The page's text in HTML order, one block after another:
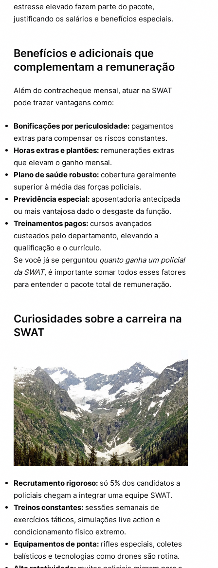
estresse elevado fazem parte do pacote,
justificando os salários e benefícios especiais.
Benefícios e adicionais que
complementam a remuneração
Além do contracheque mensal, atuar na SWAT
pode trazer vantagens como:
Bonificações por periculosidade: pagamentos
extras para compensar os riscos constantes.
Horas extras e plantões: remunerações extras
que elevam o ganho mensal.
Plano de saúde robusto: cobertura geralmente
superior à média das forças policiais.
Previdência especial: aposentadoria antecipada
ou mais vantajosa dado o desgaste da função.
Treinamentos pagos: cursos avançados
custeados pelo departamento, elevando a
qualificação e o currículo.
Se você já se perguntou quanto ganha um policial
da SWAT, é importante somar todos esses fatores
para entender o pacote total de remuneração.
Curiosidades sobre a carreira na
SWAT
Recrutamento rigoroso: só 5% dos candidatos a
policiais chegam a integrar uma equipe SWAT.
Treinos constantes: sessões semanais de
exercícios táticos, simulações live action e
condicionamento físico extremo.
Equipamentos de ponta: rifles especiais, coletes
balísticos e tecnologias como drones são rotina.